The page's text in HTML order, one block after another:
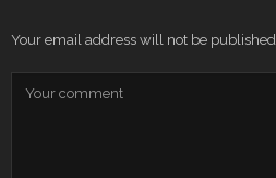
Your email address will not be published.